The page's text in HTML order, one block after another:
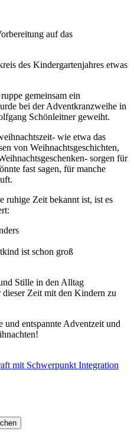
auf das
des Kindergartenjahres etwas
gemeinsam ein
bei der Adventkranzweihe in
Schönleitner geweiht.
wie etwa das
von Weihnachtsgeschichten,
sorgen für
fast sagen, für manche
ruhige Zeit bekannt ist, ist es
ist schon groß
Stille in den Alltag
Zeit mit den Kindern zu
und entspannte Adventzeit und
mit Schwerpunkt Integration